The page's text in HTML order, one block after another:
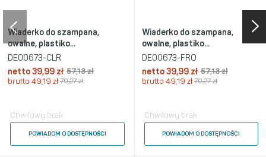
Wiaderko do szampana,
owalne, plastiko...
DE00673-CLR
netto39,99 zł 57,13 zł
brutto 49,19 zł 70,27 zł
Chwilowy brak
POWIADOM O DOSTĘPNOŚCI
Wiaderko do szampana,
owalne, plastiko...
DE00673-FRO
netto 39,99 zł 57,13 zł
brutto 49,19 zł 70,27 zł
Chwilowy brak
POWIADOM O DOSTĘPNOŚCI